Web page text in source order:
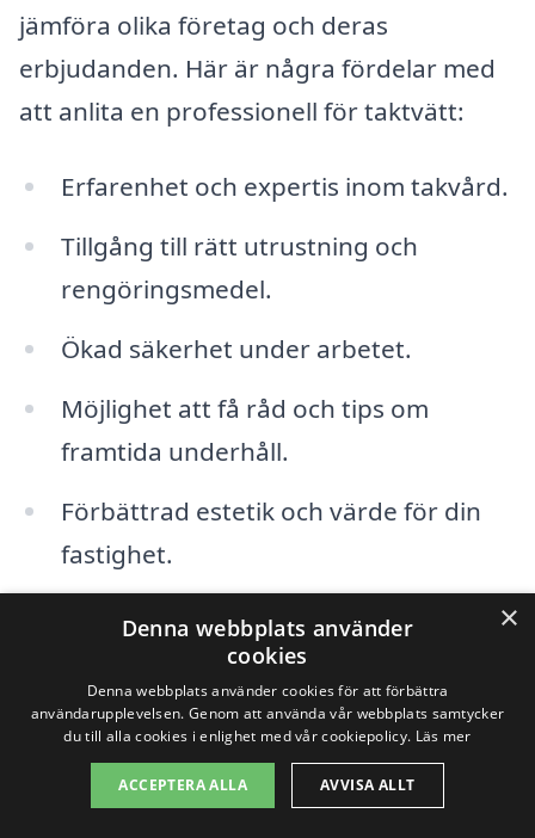
jämföra olika företag och deras
erbjudanden. Här är några fördelar med
att anlita en professionell för taktvätt:
Erfarenhet och expertis inom takvård.
Tillgång till rätt utrustning och
rengöringsmedel.
Ökad säkerhet under arbetet.
Möjlighet att få råd och tips om
framtida underhåll.
Förbättrad estetik och värde för din
fastighet.
Förutom Smögen kan du även överväga
att kontakta företag som erbjuder
taktvätt i närliggande städer som
Havstenssund,Fjällbacka, Bokenäset,
Grebbestad, Tanum,Lysekil, Kyrkerud,
×
Denna webbplats använder
cookies
Denna webbplats använder cookies för att förbättra
användarupplevelsen. Genom att använda vår webbplats samtycker
du till alla cookies i enlighet med vår cookiepolicy. Läs mer
ACCEPTERA ALLA AVVISA ALLT